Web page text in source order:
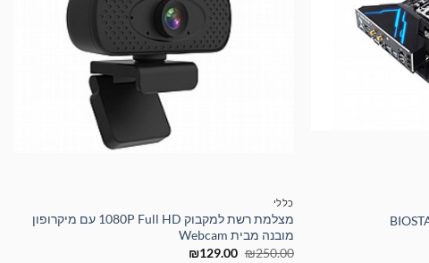
כללי
מצלמת רשת למקבוק 1080P Full HD עם מיקרופון
מובנה מבית Webcam
₪250.00
המחיר ₪129.00
המחיר